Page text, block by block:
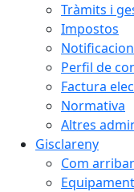
Tràmits i
Impostos
Perfil de
Factura
Normativa
Altres
Gisclareny
Com arribar